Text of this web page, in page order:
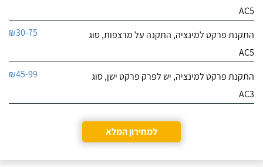
AC5
התקנת פרקט למינציה, התקנה על מרצפות, סוג
AC5
₪30-75
התקנת פרקט למינציה, יש לפרק פרקט ישן, סוג
AC3
₪45-99
למחירון המלא